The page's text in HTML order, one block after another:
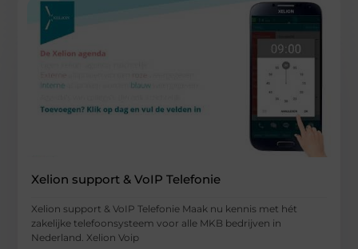
Xelion support & VoIP Telefonie
Xelion support & VoIP Telefonie Maak nu kennis met hét
zakelijke telefoonsysteem voor alle MKB bedrijven in
Nederland. Xelion Voip